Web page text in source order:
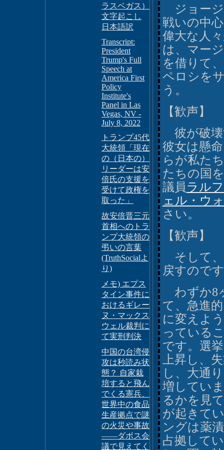
ラスベガス）
文字起こし
日本語訳
Transcript:
President
Trump's Full
Speech at
America First
Policy
Institute's
Panel in Las
Vegas, NV -
July 8, 2022
トランプ45代
大統領「現在
の（日本の）
リーダーは安
倍氏の支援を
受けて政権を
取った」
故安倍晋三元
首相へのトラ
ンプ大統領の
弔いの言葉
(TruthSocialよ
り)
メモ) エプス
タイン事件に
おけるギレー
ヌ・マックス
ウェル裁判に
て実刑判決
中国の台湾侵
攻は秒読み状
態？ 自家栽
培すると飛ん
でくる憲兵、
世界中の食品
生産拠点で謎
の火災や事故
――ダボス会
議で見えてく
ジョージ
戦いの中
偉大な人
は、マー
を借りて
ペロシを
う。
【歓声】
彼が破壊
彼女は懸
らが私た
たちの国
議員ラル
ェル・ウ
さい。
【歓声】
そして、
戻すので
わずか8
て、急進
に変えよ
っている
です。選
上昇し、
し、大通
増してい
るかを見
が起きて
ングは薬
占拠して